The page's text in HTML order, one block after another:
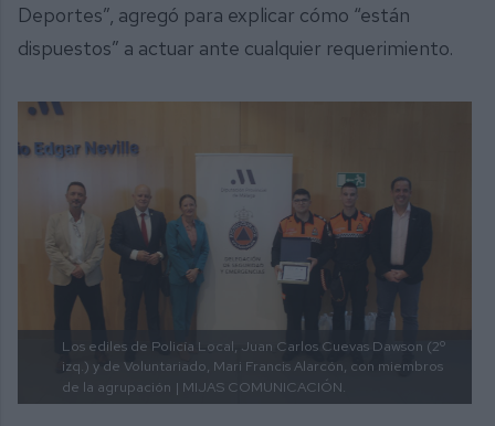
Deportes”, agregó para explicar cómo “están
dispuestos” a actuar ante cualquier requerimiento.
Los ediles de Policía Local, Juan Carlos Cuevas Dawson (2º
izq.) y de Voluntariado, Mari Francis Alarcón, con miembros
de la agrupación | MIJAS COMUNICACIÓN.